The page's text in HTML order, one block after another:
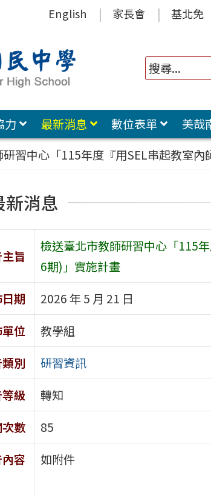
English 家長會 基北免
力 最新消息 數位表單 美哉
習中心「115年度『用SEL串起教室
新消息
旨
檢送臺北市教師研習中心「115
6期)」實施計畫
期
2026 年 5 月 21 日
位
教學組
別
研習資訊
級
轉知
數
85
容
如附件